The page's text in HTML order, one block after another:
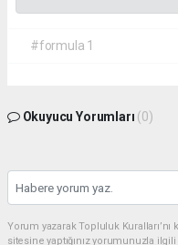
#formula 1
Okuyucu Yorumları (0)
Yorum yazarak Topluluk
sitesine yaptığınız yorumunuzla